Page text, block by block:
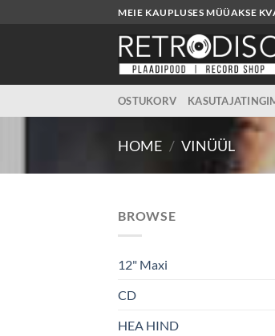
MEIE KAUPLUSES MÜÜAKSE
OSTUKORV
HOME / VINÜÜL
BROWSE
12" Maxi
CD
HEA HIND